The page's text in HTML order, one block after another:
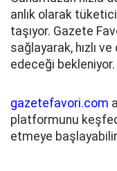
anlık olarak
taşıyor. Gazete
sağlayarak, hızlı
edeceği bekleniyor.
gazetefavori.com
platformunu
etmeye